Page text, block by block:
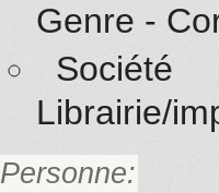
Genre -
Société
Librairie/
Personne: